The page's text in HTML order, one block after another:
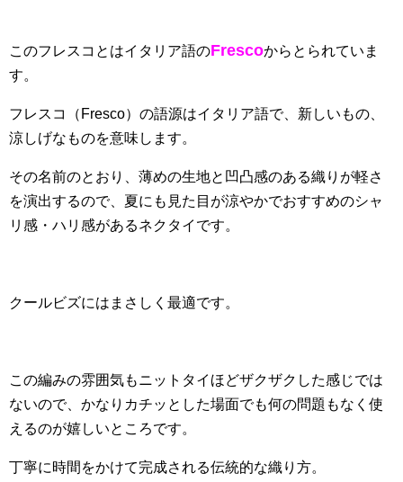
このフレスコとはイタリア語のFrescoからとられていま
す。
フレスコ（Fresco）の語源はイタリア語で、新しいもの、
涼しげなものを意味します。
その名前のとおり、薄めの生地と凹凸感のある織りが軽さ
を演出するので、夏にも見た目が涼やかでおすすめのシャ
リ感・ハリ感があるネクタイです。
クールビズにはまさしく最適です。
この編みの雰囲気もニットタイほどザクザクした感じでは
ないので、かなりカチッとした場面でも何の問題もなく使
えるのが嬉しいところです。
丁寧に時間をかけて完成される伝統的な織り方。